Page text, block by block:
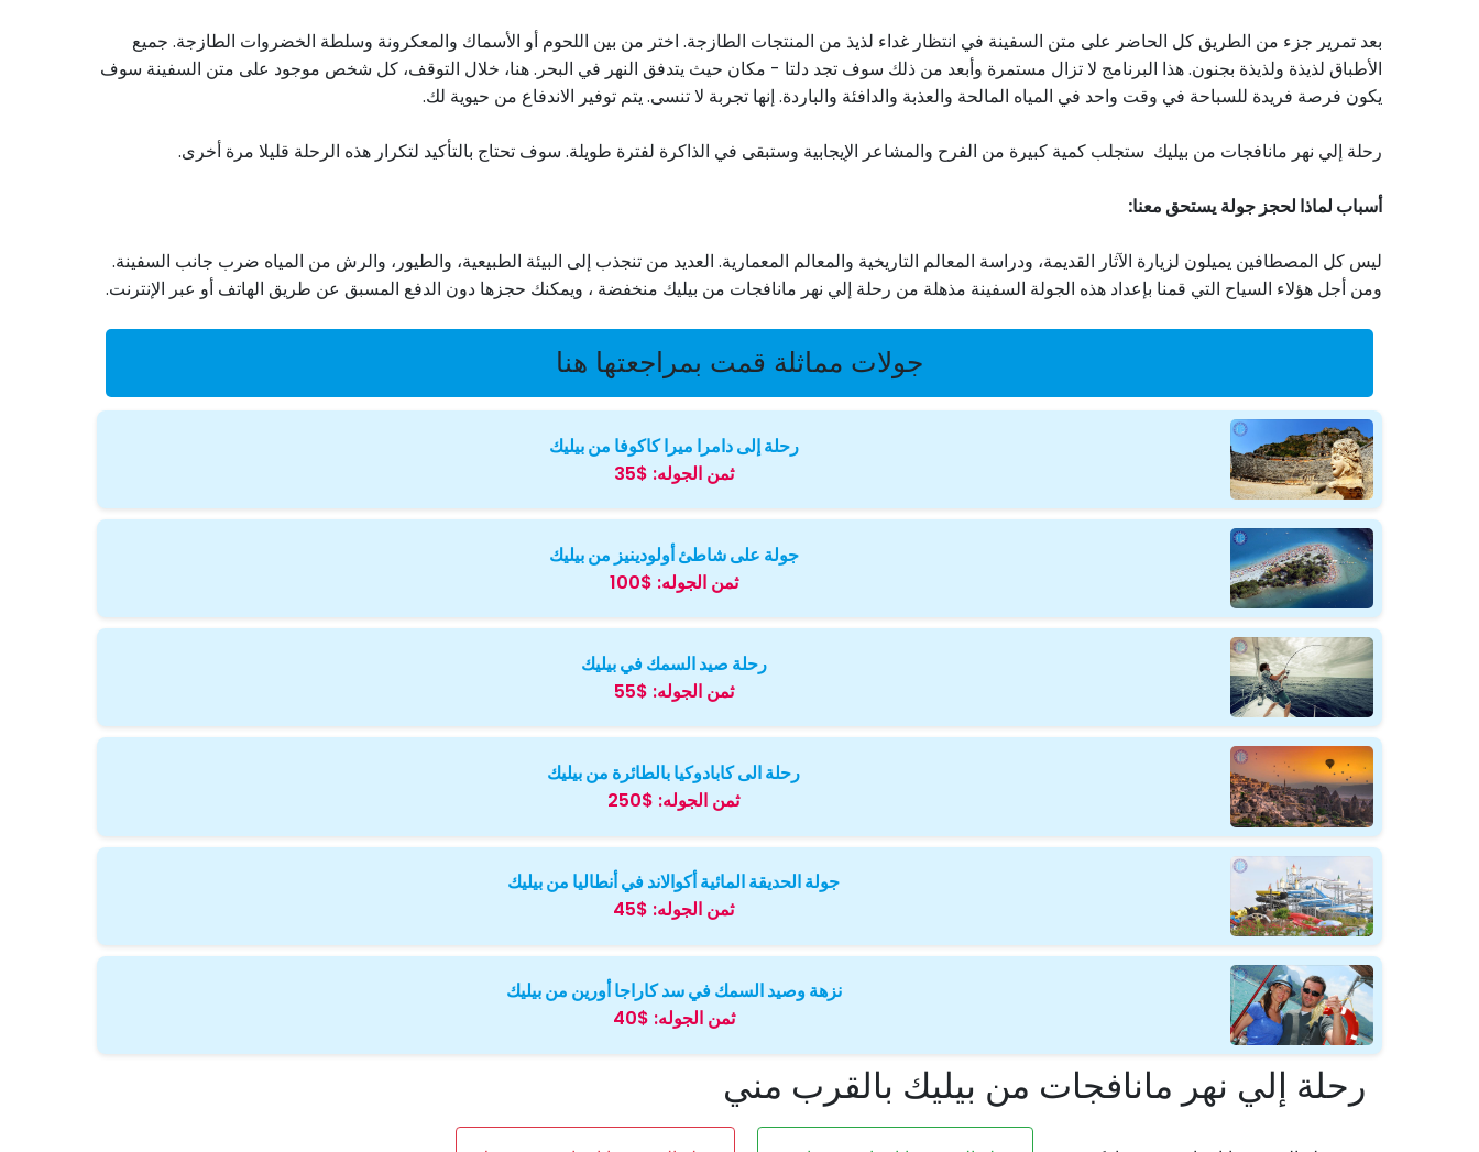
بعد تمرير جزء من الطريق كل الحاضر على متن السفينة في انتظار غداء لذيذ من المنتجات الطازجة. اختر من بين اللحوم أو الأسماك والمعكرونة وسلطة الخضروات الطازجة. جميع
الأطباق لذيذة ولذيذة بجنون. هذا البرنامج لا تزال مستمرة وأبعد من ذلك سوف تجد دلتا - مكان حيث يتدفق النهر في البحر. هنا، خلال التوقف، كل شخص موجود على متن السفينة سوف
يكون فرصة فريدة للسباحة في وقت واحد في المياه المالحة والعذبة والدافئة والباردة. إنها تجربة لا تنسى. يتم توفير الاندفاع من حيوية لك.
رحلة إلي نهر مانافجات من بيليك ستجلب كمية كبيرة من الفرح والمشاعر الإيجابية وستبقى في الذاكرة لفترة طويلة. سوف تحتاج بالتأكيد لتكرار هذه الرحلة قليلا مرة أخرى.
أسباب لماذا لحجز جولة يستحق معنا:
ليس كل المصطافين يميلون لزيارة الآثار القديمة، ودراسة المعالم التاريخية والمعالم المعمارية. العديد من تنجذب إلى البيئة الطبيعية، والطيور، والرش من المياه ضرب جانب السفينة.
ومن أجل هؤلاء السياح التي قمنا بإعداد هذه الجولة السفينة مذهلة من رحلة إلي نهر مانافجات من بيليك منخفضة ، ويمكنك حجزها دون الدفع المسبق عن طريق الهاتف أو عبر الإنترنت.
جولات مماثلة قمت بمراجعتها هنا
رحلة إلى دامرا ميرا كاكوفا من بيليك
ثمن الجوله: $35
جولة على شاطئ أولودينيز من بيليك
ثمن الجوله: $100
رحلة صيد السمك في بيليك
ثمن الجوله: $55
رحلة الی كابادوكيا بالطائرة من بيليك
ثمن الجوله: $250
جولة الحديقة المائية أكوالاند في أنطاليا من بيليك
ثمن الجوله: $45
نزهة وصيد السمك في سد كاراجا أورين من بيليك
ثمن الجوله: $40
رحلة إلي نهر مانافجات من بيليك بالقرب مني